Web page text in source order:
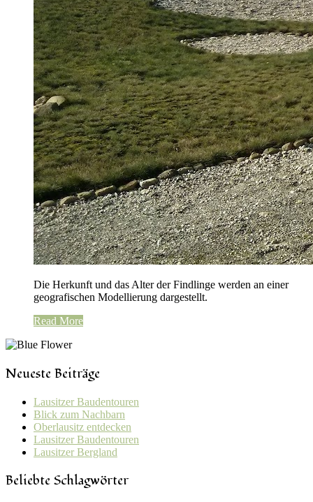
Die Herkunft und das Alter der Findlinge werden an einer
geografischen Modellierung dargestellt.
Read More
Neueste Beiträge
Lausitzer Baudentouren
Blick zum Nachbarn
Oberlausitz entdecken
Lausitzer Baudentouren
Lausitzer Bergland
Beliebte Schlagwörter